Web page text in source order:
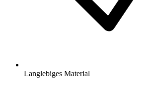
Langlebiges Material